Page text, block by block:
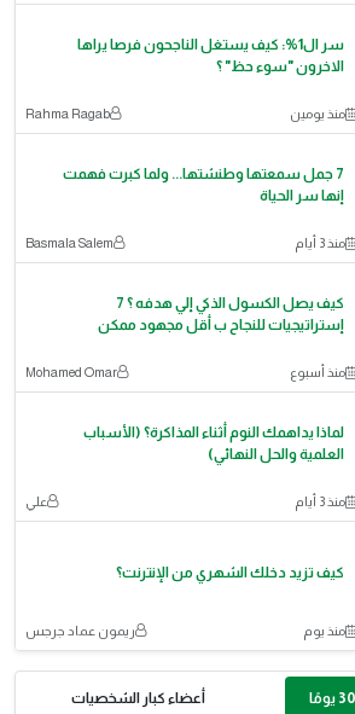
سر ال1%: كيف يستغل الناجحون فرصا يراها
الاخرون "سوء حظ" ؟
منذ يومين Rahma Ragab
7 جمل سمعتها وطنشتها... ولما كبرت فهمت
إنها سر الحياة
منذ 3 أيام Basmala Salem
كيف يصل الكسول الذكي إلي هدفه ؟ 7
إستراتيجيات للنجاح ب أقل مجهود ممكن
منذ أسبوع ‪Mohamed Omar‬‏
لماذا يداهمك النوم أثناء المذاكرة؟ (الأسباب
العلمية والحل النهائي)
منذ 3 أيام علي
كيف تزيد دخلك الشهري من الإنترنت؟
منذ يوم ريمون عماد جرجس
أعضاء كبار الشخصيات